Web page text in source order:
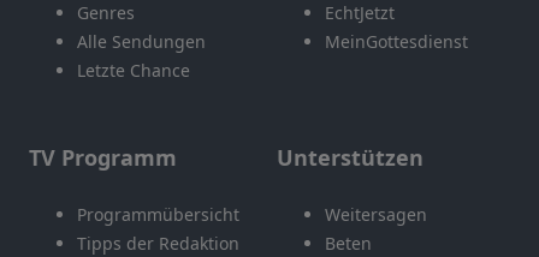
Genres
Alle Sendungen
Letzte Chance
EchtJetzt
MeinGottesdienst
TV Programm
Programmübersicht
Tipps der Redaktion
Unterstützen
Weitersagen
Beten